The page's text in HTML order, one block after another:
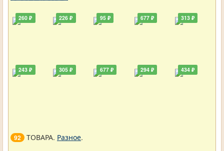
260 ₽
243 ₽
226 ₽
305 ₽
95 ₽
677 ₽
677 ₽
294 ₽
313 ₽
434 ₽
92 ТОВАРА. Разное.